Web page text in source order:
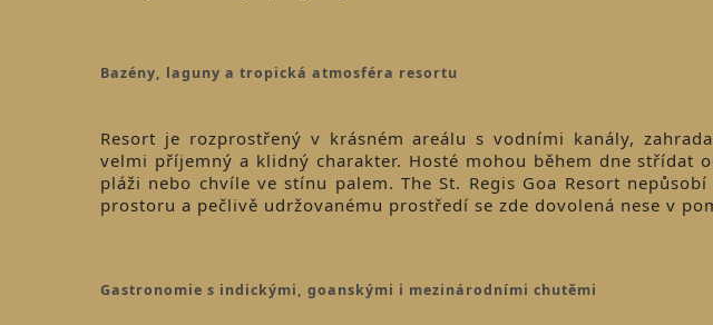
Bazény, laguny a tropická atmosféra resortu
Resort je rozprostřený v krásném areálu s vodními kanály,
velmi příjemný a klidný charakter. Hosté mohou během dne střídat
pláži nebo chvíle ve stínu palem. The St. Regis Goa Resort
prostoru a pečlivě udržovanému prostředí se zde dovolená nese v
Gastronomie s indickými, goanskými i mezinárodními chutěmi